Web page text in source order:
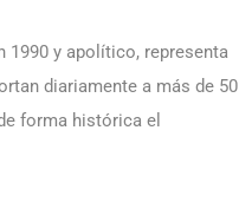
1990 y apolítico, representa
diariamente a más de 50
forma histórica el